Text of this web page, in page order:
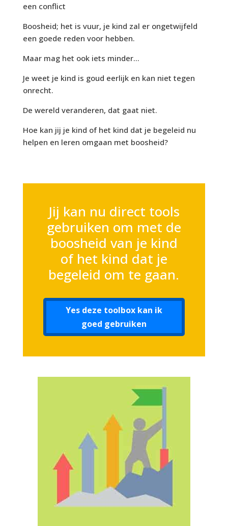
een conflict
Boosheid; het is vuur, je kind zal er ongetwijfeld
een goede reden voor hebben.
Maar mag het ook iets minder...
Je weet je kind is goud eerlijk en kan niet tegen
onrecht.
De wereld veranderen, dat gaat niet.
Hoe kan jij je kind of het kind dat je begeleid nu
helpen en leren omgaan met boosheid?
Jij kan nu direct tools
gebruiken om met de
boosheid van je kind
of het kind dat je
begeleid om te gaan.
Yes deze toolbox kan ik
goed gebruiken